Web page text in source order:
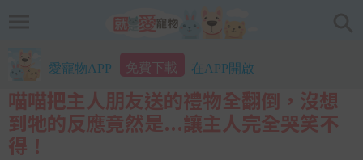
愛寵物APP 免費下載 在APP開啟
喵喵把主人朋友送的禮物全翻倒，沒想
到牠的反應竟然是...讓主人完全哭笑不
得！